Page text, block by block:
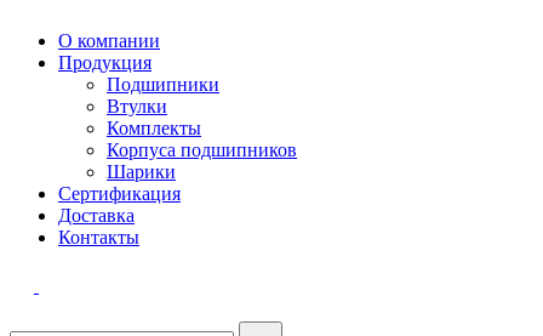
О компании
Продукция
Подшипники
Втулки
Комплекты
Корпуса подшипников
Шарики
Сертификация
Доставка
Контакты